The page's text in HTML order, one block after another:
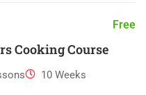
Free
Cooking Course
10 Weeks